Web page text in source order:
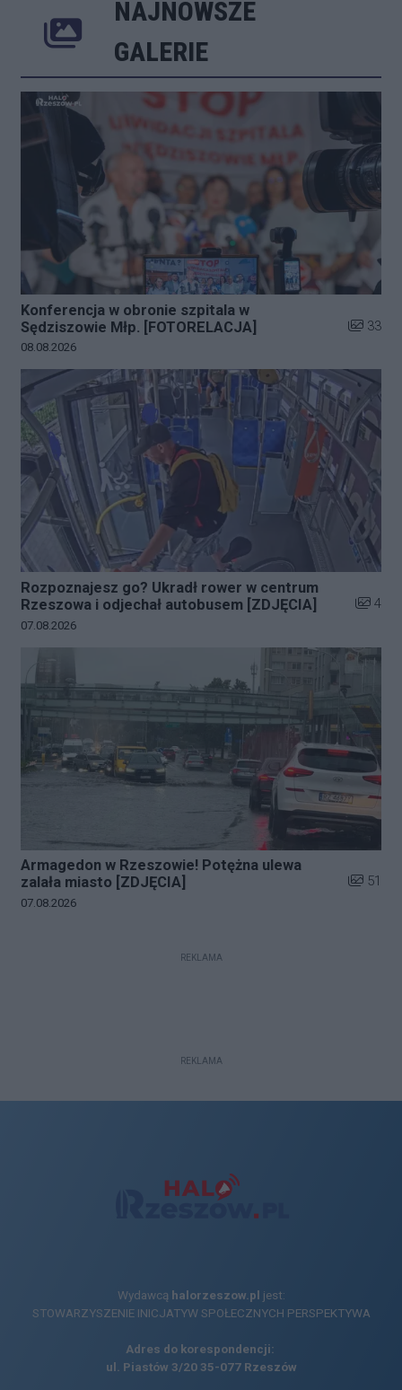
NAJNOWSZE
GALERIE
Konferencja w obronie szpitala w
Sędziszowie Młp. [FOTORELACJA]
Liczba
33
Data dodania galerii:
08.08.2026
Rozpoznajesz go? Ukradł rower w centrum
Rzeszowa i odjechał autobusem [ZDJĘCIA]
Liczba
4
Data dodania galerii:
07.08.2026
Armagedon w Rzeszowie! Potężna ulewa
zalała miasto [ZDJĘCIA]
Liczba
51
Data dodania galerii:
07.08.2026
REKLAMA
REKLAMA
Wydawcą halorzeszow.pl jest:
STOWARZYSZENIE INICJATYW SPOŁECZNYCH PERSPEKTYWA
Adres do korespondencji:
ul. Piastów 3/20 35-077 Rzeszów